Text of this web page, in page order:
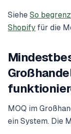
Siehe So
Shopify für die
MOQ im
ein System. Die